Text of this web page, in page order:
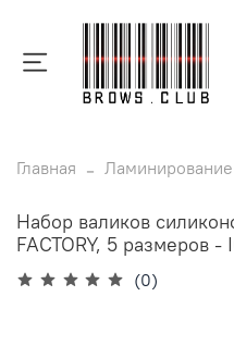
Главная Ламинирование
Набор валиков
FACTORY, 5 размеров -
(0)